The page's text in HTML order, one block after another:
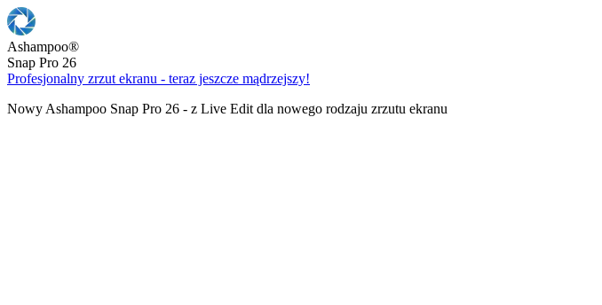
Ashampoo®
Snap Pro 26
Profesjonalny zrzut ekranu - teraz jeszcze mądrzejszy!
Nowy Ashampoo Snap Pro 26 - z Live Edit dla nowego rodzaju zrzutu ekranu